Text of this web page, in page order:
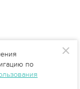
по